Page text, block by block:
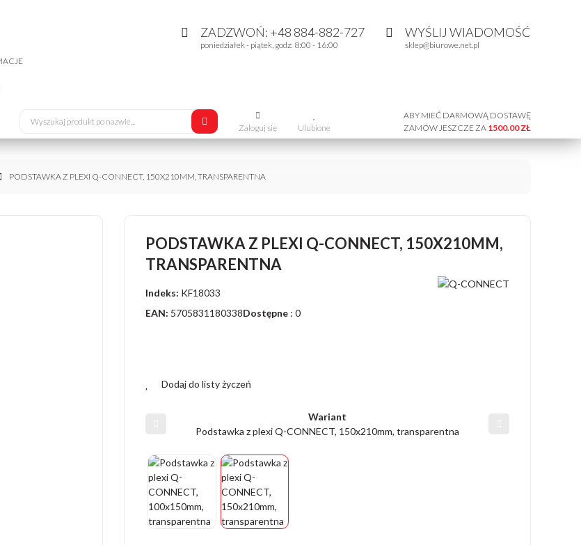
ZADZWOŃ: +48 884-882-727
poniedziałek - piątek, godz: 8:00 - 16:00
WYŚLIJ WIADOMOŚĆ
sklep@biurowe.net.pl
Zaloguj się Ulubione
ABY MIEĆ DARMOWĄ DOSTAWĘ
ZAMÓW JESZCZE ZA 1500.00 ZŁ
PODSTAWKA Z PLEXI Q-CONNECT, 150X210MM, TRANSPARENTNA
PODSTAWKA Z PLEXI Q-CONNECT, 150X210MM,
TRANSPARENTNA
Indeks: KF18033
EAN: 5705831180338Dostępne : 0
Dodaj do listy życzeń
Wariant
Podstawka z plexi Q-CONNECT, 150x210mm, transparentna